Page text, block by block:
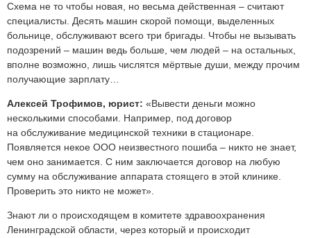
Схема не то чтобы новая, но весьма действенная – считают
специалисты. Десять машин скорой помощи, выделенных
больнице, обслуживают всего три бригады. Чтобы не вызывать
подозрений – машин ведь больше, чем людей – на остальных,
вполне возможно, лишь числятся мёртвые души, между прочим
получающие зарплату…
Алексей Трофимов, юрист: «Вывести деньги можно
несколькими способами. Например, под договор
на обслуживание медицинской техники в стационаре.
Появляется некое ООО неизвестного пошиба – никто не знает,
чем оно занимается. С ним заключается договор на любую
сумму на обслуживание аппарата стоящего в этой клинике.
Проверить это никто не может».
Знают ли о происходящем в комитете здравоохранения
Ленинградской области, через который и происходит